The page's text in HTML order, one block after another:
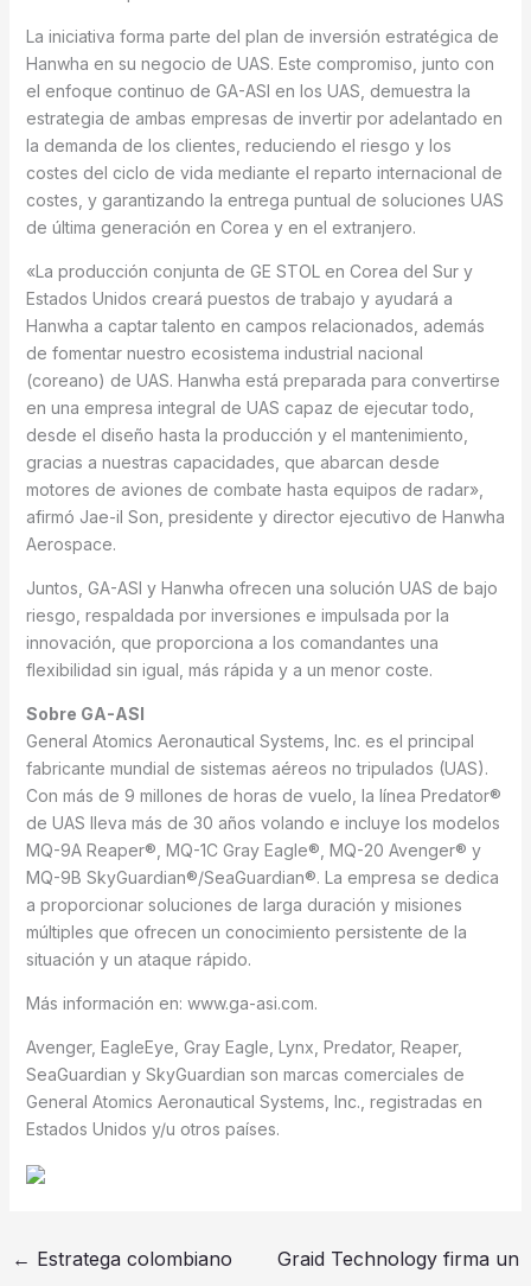
La iniciativa forma parte del plan de inversión estratégica de
Hanwha en su negocio de UAS. Este compromiso, junto con
el enfoque continuo de GA-ASI en los UAS, demuestra la
estrategia de ambas empresas de invertir por adelantado en
la demanda de los clientes, reduciendo el riesgo y los
costes del ciclo de vida mediante el reparto internacional de
costes, y garantizando la entrega puntual de soluciones UAS
de última generación en Corea y en el extranjero.
«La producción conjunta de GE STOL en Corea del Sur y
Estados Unidos creará puestos de trabajo y ayudará a
Hanwha a captar talento en campos relacionados, además
de fomentar nuestro ecosistema industrial nacional
(coreano) de UAS. Hanwha está preparada para convertirse
en una empresa integral de UAS capaz de ejecutar todo,
desde el diseño hasta la producción y el mantenimiento,
gracias a nuestras capacidades, que abarcan desde
motores de aviones de combate hasta equipos de radar»,
afirmó Jae-il Son, presidente y director ejecutivo de Hanwha
Aerospace.
Juntos, GA-ASI y Hanwha ofrecen una solución UAS de bajo
riesgo, respaldada por inversiones e impulsada por la
innovación, que proporciona a los comandantes una
flexibilidad sin igual, más rápida y a un menor coste.
Sobre GA-ASI
General Atomics Aeronautical Systems, Inc. es el principal
fabricante mundial de sistemas aéreos no tripulados (UAS).
Con más de 9 millones de horas de vuelo, la línea Predator®
de UAS lleva más de 30 años volando e incluye los modelos
MQ-9A Reaper®, MQ-1C Gray Eagle®, MQ-20 Avenger® y
MQ-9B SkyGuardian®/SeaGuardian®. La empresa se dedica
a proporcionar soluciones de larga duración y misiones
múltiples que ofrecen un conocimiento persistente de la
situación y un ataque rápido.
Más información en: www.ga-asi.com.
Avenger, EagleEye, Gray Eagle, Lynx, Predator, Reaper,
SeaGuardian y SkyGuardian son marcas comerciales de
General Atomics Aeronautical Systems, Inc., registradas en
Estados Unidos y/u otros países.
← Estratega colombiano
Graid Technology firma un